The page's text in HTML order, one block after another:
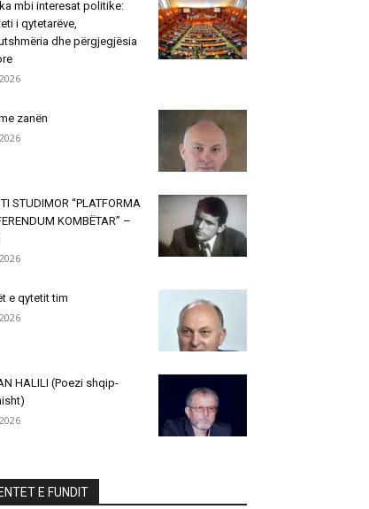
mbi interesat politike:
i qytetarëve,
dhe përgjegjësia
zanën
STUDIMOR “PLATFORMA
KOMBËTAR” –
e qytetit tim
HALILI (Poezi shqip-
E FUNDIT